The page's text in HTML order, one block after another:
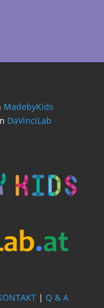
MadebyKids
DaVinciLab
| Q & A